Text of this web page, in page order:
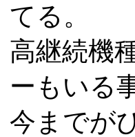
てる。
高継続機
ーもいる
今までが